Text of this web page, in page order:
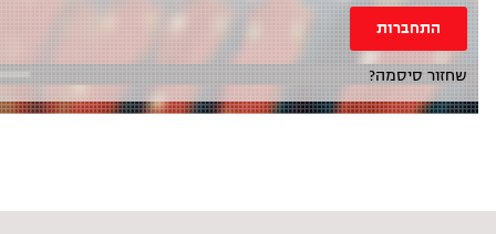
התחברות
שחזור סיסמה?